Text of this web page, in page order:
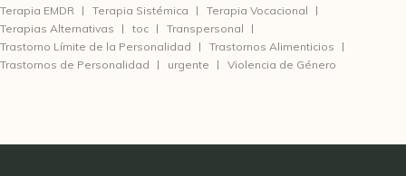
Terapia EMDR
Terapia Sistémica
Terapia Vocacional
Terapias Alternativas
toc
Transpersonal
Trastorno Límite de la Personalidad
Trastornos Alimenticios
Trastornos de Personalidad
urgente Violencia de Género